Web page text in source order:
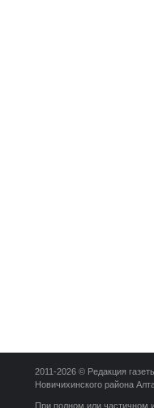
2011-2026 © Редакция
Новичихинского района
При полном или частичном